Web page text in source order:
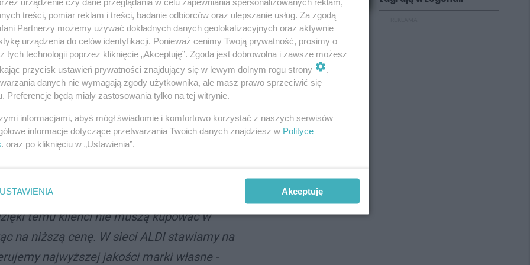
się, że w tym paku handlowym powstaje
prasowego ALDI Polska.
przy ulicy Bocheńskiego nastąpi
roku. Dokładną datę będziemy mogli
- mówi Urbańska. - Na pewno na dzień
i atrakcje dla mieszkańców.
znajdą około sto produktów w cenach
Niewątpliwie dużą zaletą sieci ALDI
temu klienci nie muszą kupować w
na niższą cenę. W sieci ALDI stawiamy na
najwyższej jakości marki własne -
treści, pomiar reklam i treści, badanie odbiorców oraz ulepszanie usług. Za zgodą
Partnerzy możemy używać dokładnych danych geolokalizacyjnych oraz aktywnie
urządzenia do celów identyfikacji. Ponieważ cenimy Twoją prywatność, prosimy o
tych technologii poprzez kliknięcie „Akceptuję”. Zgoda jest dobrowolna i zawsze możesz
przycisk ustawień prywatności znajdujący się w lewym dolnym rogu strony
.
danych nie wymagają zgody użytkownika, ale masz prawo sprzeciwić się
Preferencje będą miały zastosowania tylko na tej witrynie.
informacjami, abyś mógł świadomie i komfortowo korzystać z naszych serwisów
informacje dotyczące przetwarzania Twoich danych znajdziesz w Polityce
. oraz po kliknięciu w „Ustawienia”.
USTAWIENIA Akceptuję